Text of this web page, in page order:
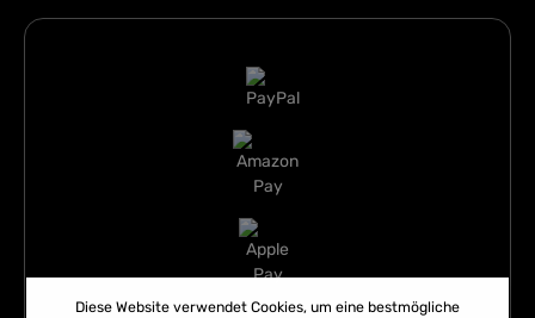
Diese Website verwendet Cookies, um eine bestmögliche